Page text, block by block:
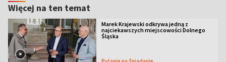
Więcej na ten temat
Marek Krajewski odkrywa jedną z
najciekawszych miejscowości Dolnego
Śląska